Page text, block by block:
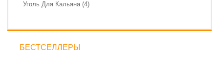
Уголь Для Кальяна (4)
БЕСТСЕЛЛЕРЫ